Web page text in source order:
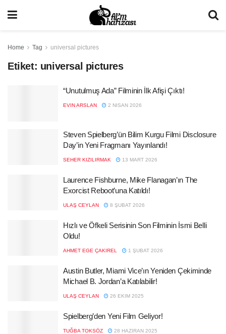
Home Tag universal pictures
Etiket: universal pictures
“Unutulmuş Ada” Filminin İlk Afişi Çıktı!
EVIN ARSLAN 2 NISAN 2026
Steven Spielberg’ün Bilim Kurgu Filmi Disclosure
Day’in Yeni Fragmanı Yayınlandı!
SEHER KIZILIRMAK 13 MART 2026
Laurence Fishburne, Mike Flanagan’ın The
Exorcist Reboot’una Katıldı!
ULAŞ CEYLAN 8 ŞUBAT 2026
Hızlı ve Öfkeli Serisinin Son Filminin İsmi Belli
Oldu!
AHMET EGE ÇAKIREL 1 ŞUBAT 2026
Austin Butler, Miami Vice’ın Yeniden Çekiminde
Michael B. Jordan’a Katılabilir!
ULAŞ CEYLAN 26 EKIM 2025
Spielberg’den Yeni Film Geliyor!
TUĞBA TOKSÖZ 28 HAZIRAN 2025